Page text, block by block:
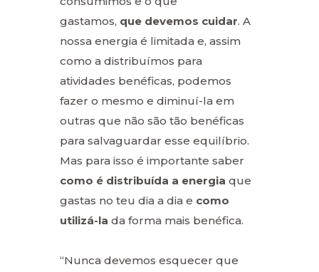
gastamos, que devemos cuidar. A
nossa energia é limitada e, assim
como a distribuímos para
atividades benéficas, podemos
fazer o mesmo e diminuí-la em
outras que não são tão benéficas
para salvaguardar esse equilíbrio.
Mas para isso é importante saber
como é distribuída a energia que
gastas no teu dia a dia e como
utilizá-la da forma mais benéfica.
“Nunca devemos esquecer que